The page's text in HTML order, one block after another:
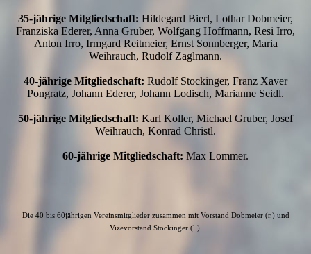
35-jährige Mitgliedschaft: Hildegard Bierl, Lothar Dobmeier,
Franziska Ederer, Anna Gruber, Wolfgang Hoffmann, Resi Irro,
Anton Irro, Irmgard Reitmeier, Ernst Sonnberger, Maria
Weihrauch, Rudolf Zaglmann.
40-jährige Mitgliedschaft: Rudolf Stockinger, Franz Xaver
Pongratz, Johann Ederer, Johann Lodisch, Marianne Seidl.
50-jährige Mitgliedschaft: Karl Koller, Michael Gruber, Josef
Weihrauch, Konrad Christl.
60-jährige Mitgliedschaft: Max Lommer.
Die 40 bis 60jährigen Vereinsmitglieder zusammen mit Vorstand Dobmeier (r.) und
Vizevorstand Stockinger (l.).